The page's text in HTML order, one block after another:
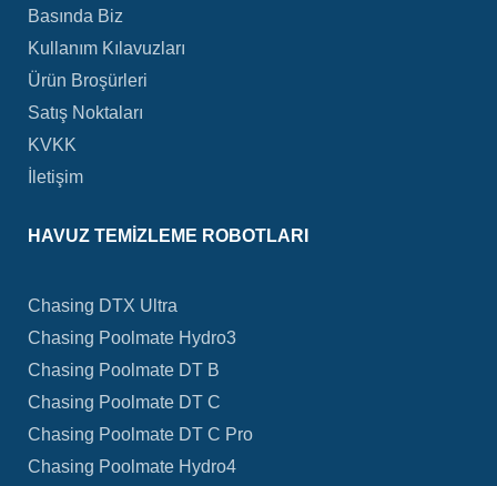
Basında Biz
Kullanım Kılavuzları
Ürün Broşürleri
Satış Noktaları
KVKK
İletişim
HAVUZ TEMIZLEME ROBOTLARI
Chasing DTX Ultra
Chasing Poolmate Hydro3
Chasing Poolmate DT B
Chasing Poolmate DT C
Chasing Poolmate DT C Pro
Chasing Poolmate Hydro4